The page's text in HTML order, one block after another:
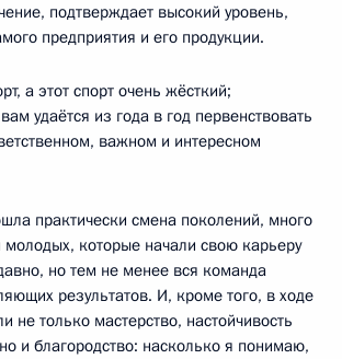
подтверждает высокий уровень,
предприятия и его продукции.
а этот спорт очень жёсткий;
удаётся из года в год первенствовать
важном и интересном
практически смена поколений, много
которые начали свою карьеру
но тем не менее вся команда
результатов. И, кроме того, в ходе
не только мастерство, настойчивость
и благородство: насколько я понимаю,